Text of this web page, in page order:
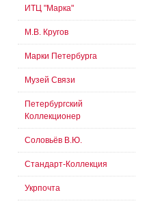
ИТЦ "Марка"
М.В. Кругов
Марки Петербурга
Музей Связи
Петербургский
Коллекционер
Соловьёв В.Ю.
Стандарт-Коллекция
Укрпочта